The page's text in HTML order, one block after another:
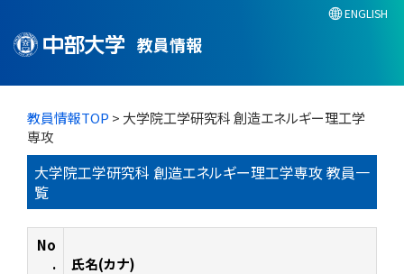
教員情報
ENGLISH
教員情報TOP > 大学院工学研究科 創造エネルギー理工学
専攻
大学院工学研究科 創造エネルギー理工学専攻 教員一
覧
No
.
氏名(カナ)